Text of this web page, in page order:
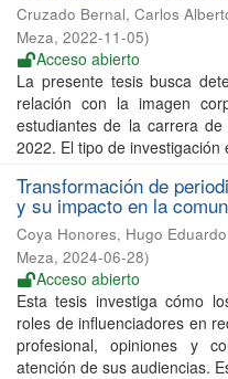
Cruzado Bernal, Carlos
Meza, 2022-11-05)
Acceso abierto
La presente tesis busca
relación con la imagen
estudiantes de la carrera
2022. El tipo de investigación
Transformación de
y su impacto en la
Coya Honores, Hugo Eduardo
Meza, 2024-06-28)
Acceso abierto
Esta tesis investiga cómo
roles de influenciadores en
profesional, opiniones y
atención de sus audiencias.